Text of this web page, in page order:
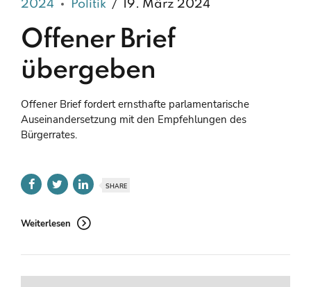
2024 Politik 19. März 2024
Offener Brief
übergeben
Offener Brief fordert ernsthafte parlamentarische
Auseinandersetzung mit den Empfehlungen des
Bürgerrates.
SHARE
Weiterlesen